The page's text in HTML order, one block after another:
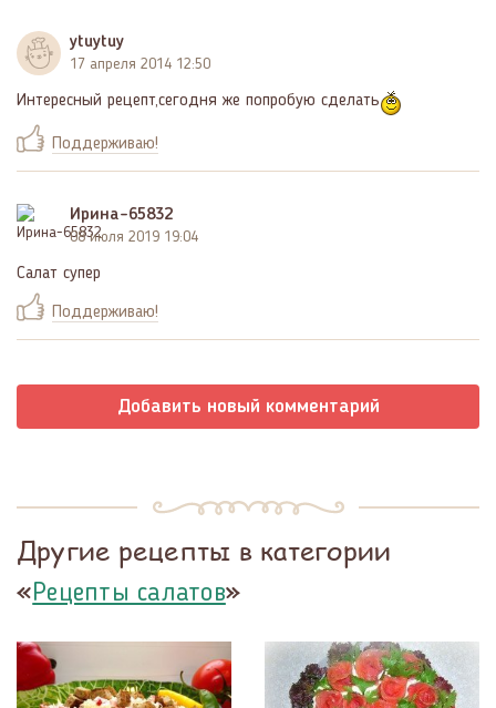
ytuytuy
17 апреля 2014 12:50
Интересный рецепт,сегодня же попробую сделать
Поддерживаю!
Ирина-65832
08 июля 2019 19:04
Салат супер
Поддерживаю!
Добавить новый комментарий
Другие рецепты в категории
«Рецепты салатов»